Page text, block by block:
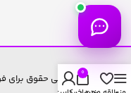
تمامی حقوق برای فروشگاه 0